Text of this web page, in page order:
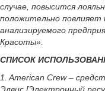
случае, повысится
положительно
анализируемого
Красоты».
СПИСОК
1. American Crew –